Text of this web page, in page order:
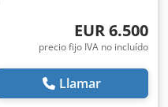
EUR 6.500
precio fijo IVA no incluído
Llamar